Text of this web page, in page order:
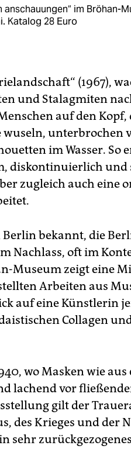
im Bröhan-
Katalog 28 Euro
(1967),
und Stalagmiten
auf den Kopf,
wuseln, unterbrochen
im Wasser. So
diskontinuierlich
zugleich auch eine
Berlin bekannt, die
Nachlass, oft im
Museum zeigt eine
Arbeiten aus
auf eine Künstlerin
Collagen
wo Masken wie
lachend vor
gilt der
des Krieges und der
sehr